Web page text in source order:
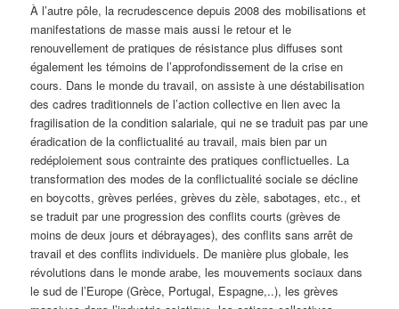
À l’autre pôle, la recrudescence depuis 2008 des mobilisations et
manifestations de masse mais aussi le retour et le
renouvellement de pratiques de résistance plus diffuses sont
également les témoins de l’approfondissement de la crise en
cours. Dans le monde du travail, on assiste à une déstabilisation
des cadres traditionnels de l’action collective en lien avec la
fragilisation de la condition salariale, qui ne se traduit pas par une
éradication de la conflictualité au travail, mais bien par un
redéploiement sous contrainte des pratiques conflictuelles. La
transformation des modes de la conflictualité sociale se décline
en boycotts, grèves perlées, grèves du zèle, sabotages, etc., et
se traduit par une progression des conflits courts (grèves de
moins de deux jours et débrayages), des conflits sans arrêt de
travail et des conflits individuels. De manière plus globale, les
révolutions dans le monde arabe, les mouvements sociaux dans
le sud de l’Europe (Grèce, Portugal, Espagne,..), les grèves